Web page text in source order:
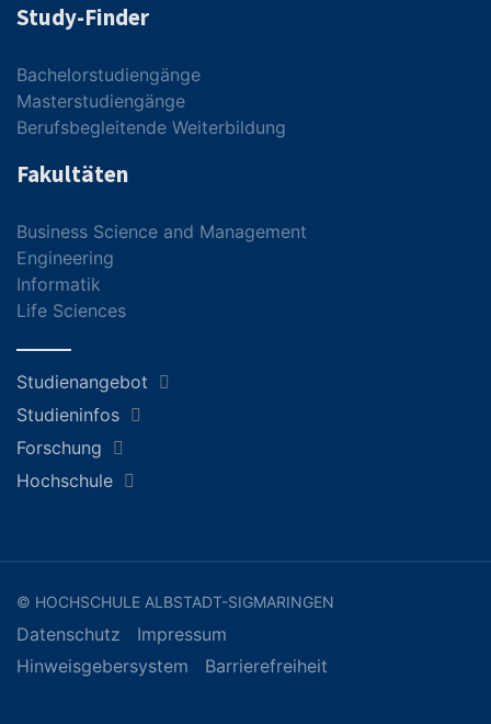
Study-Finder
Bachelorstudiengänge
Masterstudiengänge
Berufsbegleitende Weiterbildung
Fakultäten
Business Science and Management
Engineering
Informatik
Life Sciences
Studienangebot
Studieninfos
Forschung
Hochschule
© HOCHSCHULE ALBSTADT-SIGMARINGEN
Datenschutz
Impressum
Hinweisgebersystem
Barrierefreiheit